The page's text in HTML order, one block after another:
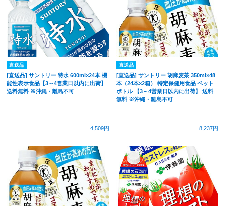
直送品
[直送品] サントリー 特水 600ml×24本 機
能性表示食品【3～4営業日以内に出荷】
送料無料 ※沖縄・離島不可
4,509円
直送品
[直送品] サントリー 胡麻麦茶 350ml×48
本（24本×2箱） 特定保健用食品 ペット
ボトル 【3～4営業日以内に出荷】 送料
無料 ※沖縄・離島不可
8,237円